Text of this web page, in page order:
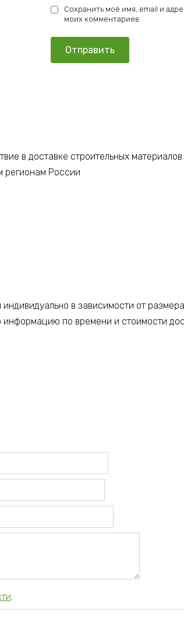
Сохранить моё имя, email и
моих комментариев.
в доставке строительных
регионам России
в зависимости от
информацию по времени и стоимости